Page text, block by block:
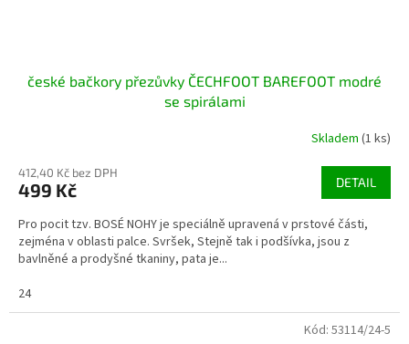
české bačkory přezůvky ČECHFOOT BAREFOOT modré
se spirálami
Skladem (1 ks)
412,40 Kč bez DPH
499 Kč DETAIL
Pro pocit tzv. BOSÉ NOHY je speciálně upravená v prstové části,
zejména v oblasti palce. Svršek, Stejně tak i podšívka, jsou z
bavlněné a prodyšné tkaniny, pata je...
24
Kód: 53114/24-5